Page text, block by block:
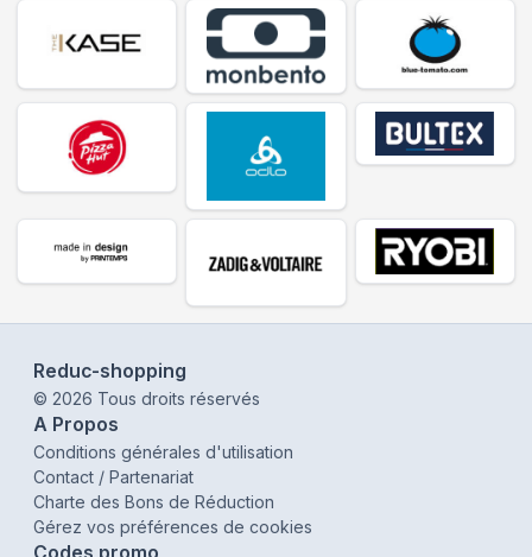
Reduc-shopping
© 2026 Tous droits réservés
A Propos
Conditions générales d'utilisation
Contact / Partenariat
Charte des Bons de Réduction
Gérez vos préférences de cookies